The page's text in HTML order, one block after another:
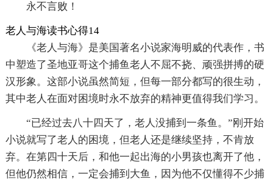
永不言败！
老人与海读书心得14
《老人与海》是美国著名小说家海明威的代表作，书
中塑造了圣地亚哥这个捕鱼老人不屈不挠、顽强拼搏的硬
汉形象。这部小说虽然简短，但每一部分都写的很生动，
其中老人在面对困境时永不放弃的精神更值得我们学习。
“已经过去八十四天了，老人没捕到一条鱼。”刚开始
小说就写了老人的困境，但老人还是继续坚持，不肯放
弃。在第四十天后，和他一起出海的小男孩也离开了他，
但他仍然相信，一定会捕到大鱼，因为他不仅懂得不少捕